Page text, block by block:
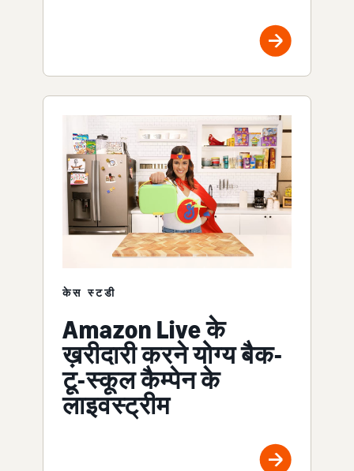
केस स्टडी
Amazon Live के
ख़रीदारी करने योग्य बैक-
टू-स्कूल कैम्पेन के
लाइवस्ट्रीम